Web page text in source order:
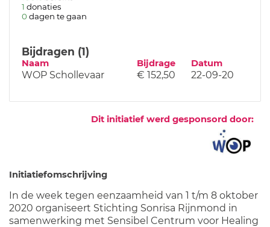
1 donaties
0 dagen te gaan
Bijdragen (1)
Naam Bijdrage Datum
WOP Schollevaar € 152,50 22-09-20
Dit initiatief werd gesponsord door:
Initiatiefomschrijving
In de week tegen eenzaamheid van 1 t/m 8 oktober
2020 organiseert Stichting Sonrisa Rijnmond in
samenwerking met Sensibel Centrum voor Healing